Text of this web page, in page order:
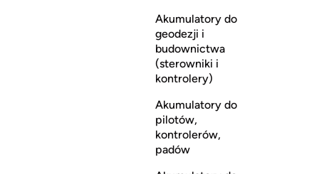
Akumulatory do
geodezji i
budownictwa
(sterowniki i
kontrolery)
Akumulatory do
pilotów,
kontrolerów,
padów